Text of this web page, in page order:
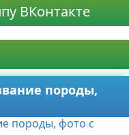
ВКонтакте
породы,